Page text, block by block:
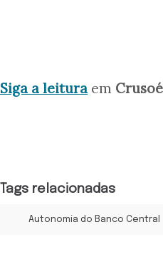
Siga a leitura em Crusoé
Tags relacionadas
Autonomia do Banco Central